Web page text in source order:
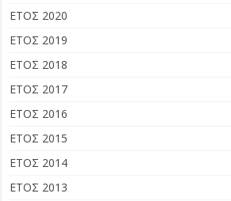
ΕΤΟΣ 2020
ΕΤΟΣ 2019
ΕΤΟΣ 2018
ΕΤΟΣ 2017
ΕΤΟΣ 2016
ΕΤΟΣ 2015
ΕΤΟΣ 2014
ΕΤΟΣ 2013